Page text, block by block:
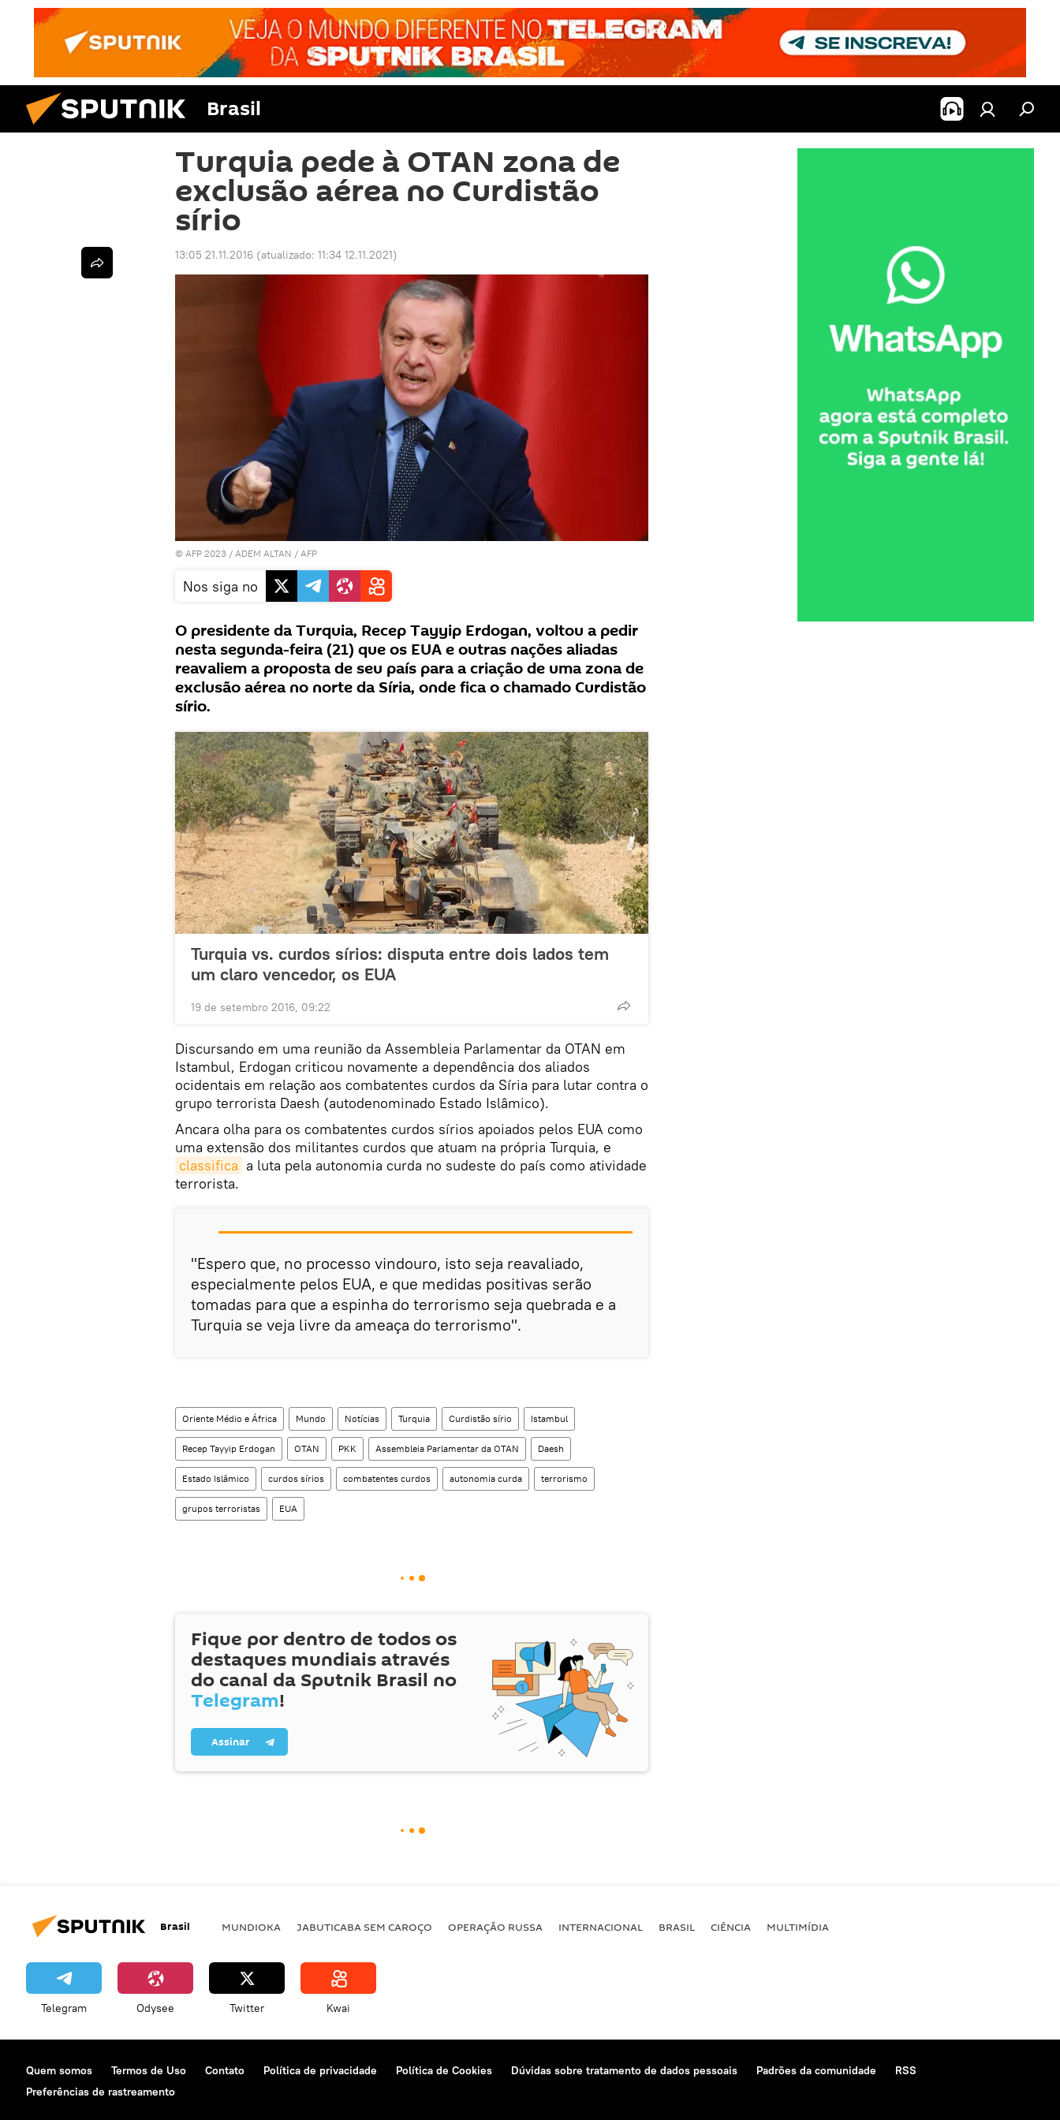
Brasil
Turquia pede à OTAN zona de
exclusão aérea no Curdistão
sírio
13:05 21.11.2016 (atualizado: 11:34 12.11.2021)
© AFP 2023 / ADEM ALTAN / AFP
Nos siga no
O presidente da Turquia, Recep Tayyip Erdogan, voltou a pedir
nesta segunda-feira (21) que os EUA e outras nações aliadas
reavaliem a proposta de seu país para a criação de uma zona de
exclusão aérea no norte da Síria, onde fica o chamado Curdistão
sírio.
Turquia vs. curdos sírios: disputa entre dois lados tem
um claro vencedor, os EUA
19 de setembro 2016, 09:22
Discursando em uma reunião da Assembleia Parlamentar da OTAN em
Istambul, Erdogan criticou novamente a dependência dos aliados
ocidentais em relação aos combatentes curdos da Síria para lutar contra o
grupo terrorista Daesh (autodenominado Estado Islâmico).
Ancara olha para os combatentes curdos sírios apoiados pelos EUA como
uma extensão dos militantes curdos que atuam na própria Turquia, e
classifica a luta pela autonomia curda no sudeste do país como atividade
terrorista.
"Espero que, no processo vindouro, isto seja reavaliado,
especialmente pelos EUA, e que medidas positivas serão
tomadas para que a espinha do terrorismo seja quebrada e a
Turquia se veja livre da ameaça do terrorismo".
Oriente Médio e África Mundo Notícias Turquia Curdistão sírio Istambul
Recep Tayyip Erdogan OTAN PKK Assembleia Parlamentar da OTAN Daesh
Estado Islâmico curdos sírios combatentes curdos autonomia curda terrorismo
grupos terroristas EUA
Fique por dentro de todos os
destaques mundiais através
do canal da Sputnik Brasil no
Telegram!
Assinar
Brasil MUNDIOKA JABUTICABA SEM CAROÇO OPERAÇÃO RUSSA INTERNACIONAL BRASIL CIÊNCIA MULTIMÍDIA
Telegram Odysee Twitter Kwai
Quem somos Termos de Uso Contato Política de privacidade Política de Cookies Dúvidas sobre tratamento de dados pessoais Padrões da comunidade
RSS
Preferências de rastreamento